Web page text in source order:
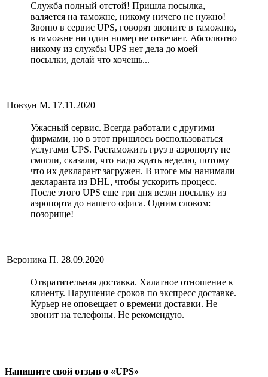
Служба полный отстой! Пришла посылка,
валяется на таможне, никому ничего не нужно!
Звоню в сервис UPS, говорят звоните в таможню,
в таможне ни один номер не отвечает. Абсолютно
никому из службы UPS нет дела до моей
посылки, делай что хочешь...
Повзун М. 17.11.2020
Ужасный сервис. Всегда работали с другими
фирмами, но в этот пришлось воспользоваться
услугами UPS. Растаможить груз в аэропорту не
смогли, сказали, что надо ждать неделю, потому
что их декларант загружен. В итоге мы нанимали
декларанта из DHL, чтобы ускорить процесс.
После этого UPS еще три дня везли посылку из
аэропорта до нашего офиса. Одним словом:
позорище!
Вероника П. 28.09.2020
Отвратительная доставка. Халатное отношение к
клиенту. Нарушение сроков по экспресс доставке.
Курьер не оповещает о времени доставки. Не
звонит на телефоны. Не рекомендую.
Напишите свой отзыв о «UPS»